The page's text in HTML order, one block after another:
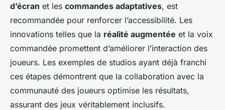
d’écran et les commandes adaptatives, est
recommandée pour renforcer l’accessibilité. Les
innovations telles que la réalité augmentée et la voix
commandée promettent d’améliorer l’interaction des
joueurs. Les exemples de studios ayant déjà franchi
ces étapes démontrent que la collaboration avec la
communauté des joueurs optimise les résultats,
assurant des jeux véritablement inclusifs.